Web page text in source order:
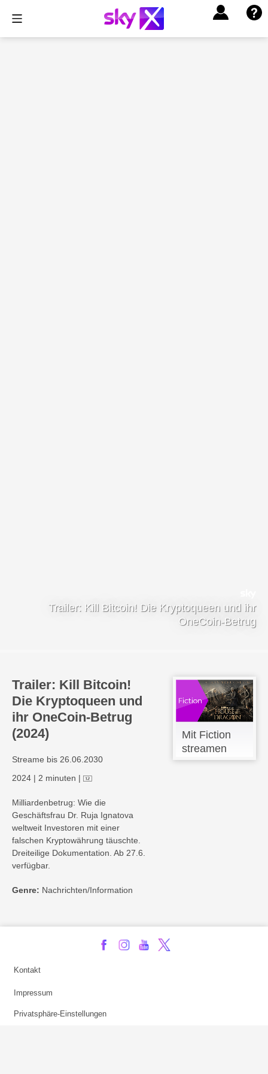
Trailer: Kill Bitcoin! Die Kryptoqueen und ihr
OneCoin-Betrug
Trailer: Kill Bitcoin!
Die Kryptoqueen und
ihr OneCoin-Betrug
(2024)
Streame bis 26.06.2030
2024 | 2 minuten |
Milliardenbetrug: Wie die
Geschäftsfrau Dr. Ruja Ignatova
weltweit Investoren mit einer
falschen Kryptowährung täuschte.
Dreiteilige Dokumentation. Ab 27.6.
verfügbar.
Genre: Nachrichten/Information
Mit Fiction
streamen
Kontakt
Impressum
Privatsphäre-Einstellungen